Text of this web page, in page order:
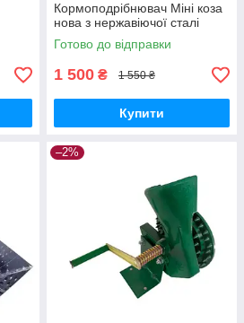
Кормоподрібнювач Міні коза
нова з нержавіючої сталі
Готово до відправки
1 500 ₴ 1 550 ₴
Купити
–2%